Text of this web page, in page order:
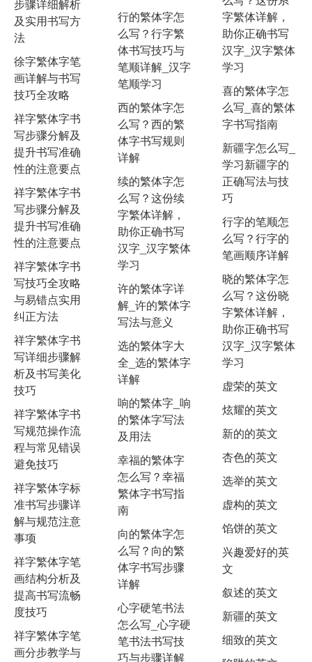
步骤详细解析
及实用书写方
法
徐字繁体字笔
画详解与书写
技巧全攻略
祥字繁体字书
写步骤分解及
提升书写准确
性的注意要点
祥字繁体字书
写步骤分解及
提升书写准确
性的注意要点
祥字繁体字书
写技巧全攻略
与易错点实用
纠正方法
祥字繁体字书
写详细步骤解
析及书写美化
技巧
祥字繁体字书
写规范操作流
程与常见错误
避免技巧
祥字繁体字标
准书写步骤详
解与规范注意
事项
祥字繁体字笔
画结构分析及
提高书写流畅
度技巧
祥字繁体字笔
画分步教学与
行的繁体字怎
么写？行字繁
体书写技巧与
笔顺详解_汉字
笔顺学习
西的繁体字怎
么写？西的繁
体字书写规则
详解
续的繁体字怎
么写？这份续
字繁体详解，
助你正确书写
汉字_汉字繁体
学习
许的繁体字详
解_许的繁体字
写法与意义
选的繁体字大
全_选的繁体字
详解
响的繁体字_响
的繁体字写法
及用法
幸福的繁体字
怎么写？幸福
繁体字书写指
南
向的繁体字怎
么写？向的繁
体字书写步骤
详解
心字硬笔书法
怎么写_心字硬
笔书法书写技
巧与步骤详解
字繁体详解，
助你正确书写
汉字_汉字繁体
学习
喜的繁体字怎
么写_喜的繁体
字书写指南
新疆字怎么写_
学习新疆字的
正确写法与技
巧
行字的笔顺怎
么写？行字的
笔画顺序详解
晓的繁体字怎
么写？这份晓
字繁体详解，
助你正确书写
汉字_汉字繁体
学习
虚荣的英文
炫耀的英文
新的的英文
杏色的英文
选举的英文
虚构的英文
馅饼的英文
兴趣爱好的英
文
叙述的英文
新疆的英文
细致的英文